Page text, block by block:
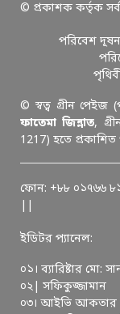
© প্রকাশক কর্তৃক
পরিবেশ
© স্বত্ব গ্রীন পেইজ
ফাতেমা জিন্নাত,
1217) হতে প্রকাশিত
ফোন: +৮৮ ০১৭৬৬
ইডিটর প্যানেল:
০১। ব্যারিষ্টার
০২| সফিকুজ্জামান
০৩। আইভি আকতার